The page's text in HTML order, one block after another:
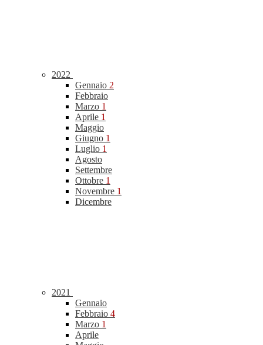
2022
Gennaio 2
Febbraio
Marzo 1
Aprile 1
Maggio
Giugno 1
Luglio 1
Agosto
Settembre
Ottobre 1
Novembre 1
Dicembre
2021
Gennaio
Febbraio 4
Marzo 1
Aprile